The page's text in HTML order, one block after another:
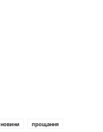
новини прощання